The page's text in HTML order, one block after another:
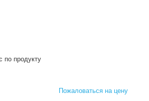
по продукту
Пожаловаться на цену